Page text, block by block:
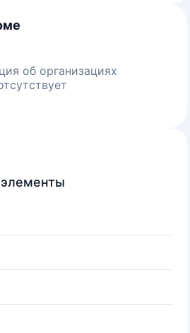
об организациях